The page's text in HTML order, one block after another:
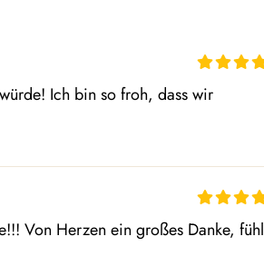
Ich bin so froh, dass wir
Von Herzen ein großes Danke, fühl